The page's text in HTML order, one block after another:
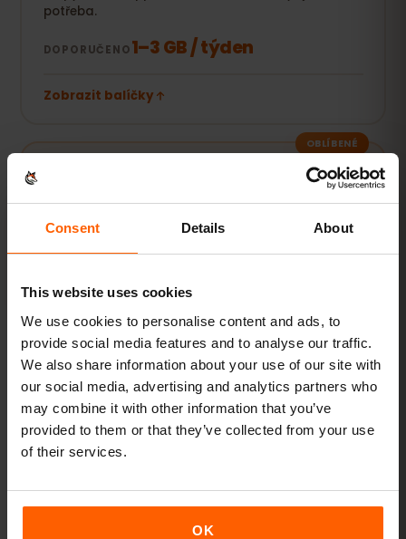
Consent Details About
This website uses cookies
We use cookies to personalise content and ads, to
provide social media features and to analyse our traffic.
We also share information about your use of our site with
our social media, advertising and analytics partners who
may combine it with other information that you’ve
provided to them or that they’ve collected from your use
of their services.
OK
potřeba.
DOPORUČENO1–3 GB / týden
Zobrazit balíčky
OBLÍBENÉ
Navíc sociální sítě, streamování hudby a sdílení
fotek.
DOPORUČENO5–10 GB / měsíc
Streaming a hotspot
Videa, videohovory a připojení notebooku či
tabletu.
Zobrazit balíčky